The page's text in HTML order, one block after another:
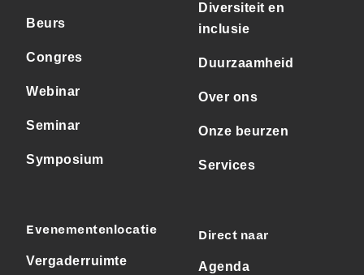
Beurs
Congres
Webinar
Seminar
Symposium
Evenementenlocatie
Vergaderruimte
Diversiteit en
inclusie
Duurzaamheid
Over ons
Onze beurzen
Services
Direct naar
Agenda